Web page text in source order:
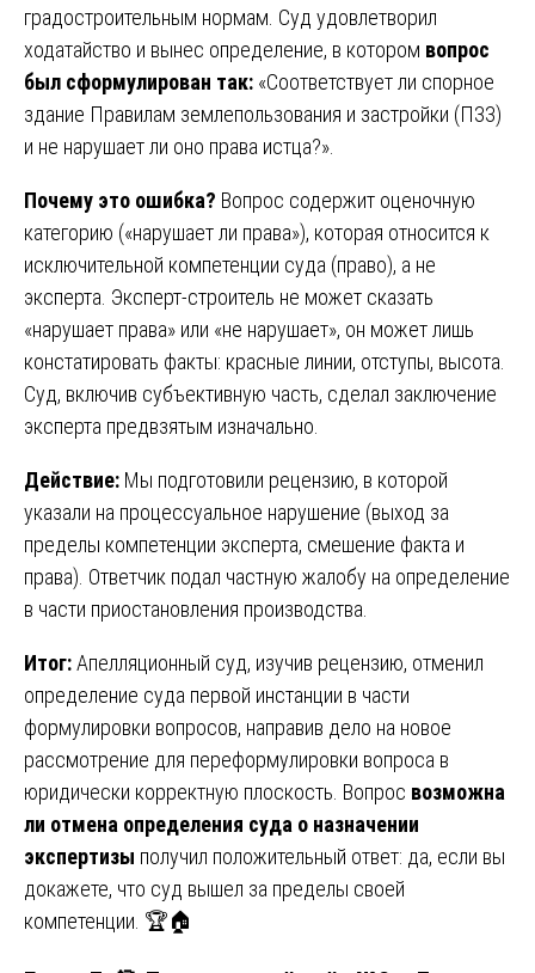
градостроительным нормам. Суд удовлетворил
ходатайство и вынес определение, в котором вопрос
был сформулирован так: «Соответствует ли спорное
здание Правилам землепользования и застройки (ПЗЗ)
и не нарушает ли оно права истца?».
Почему это ошибка? Вопрос содержит оценочную
категорию («нарушает ли права»), которая относится к
исключительной компетенции суда (право), а не
эксперта. Эксперт-строитель не может сказать
«нарушает права» или «не нарушает», он может лишь
констатировать факты: красные линии, отступы, высота.
Суд, включив субъективную часть, сделал заключение
эксперта предвзятым изначально.
Действие: Мы подготовили рецензию, в которой
указали на процессуальное нарушение (выход за
пределы компетенции эксперта, смешение факта и
права). Ответчик подал частную жалобу на определение
в части приостановления производства.
Итог:Апелляционный суд, изучив рецензию, отменил
определение суда первой инстанции в части
формулировки вопросов, направив дело на новое
рассмотрение для переформулировки вопроса в
юридически корректную плоскость. Вопрос возможна
ли отмена определения суда о назначении
экспертизы получил положительный ответ: да, если вы
докажете, что суд вышел за пределы своей
компетенции. 🏆🏠